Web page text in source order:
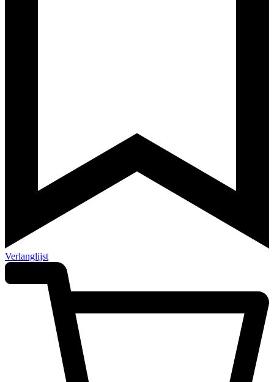
Verlanglijst